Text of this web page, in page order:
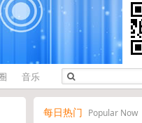
音乐
每日热门 Popular Now